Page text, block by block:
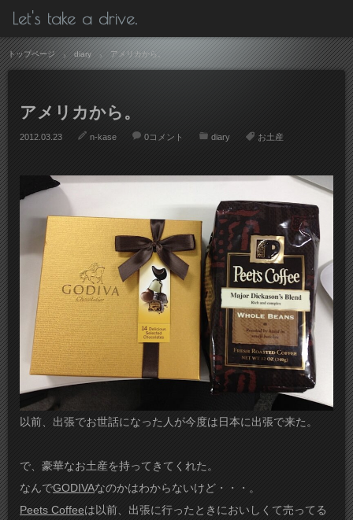
Let's take a drive.
トップページ diary アメリカから。
アメリカから。
2012.03.23 n-kase 0コメント diary お土産
以前、出張でお世話になった人が今度は日本に出張で来た。
で、豪華なお土産を持ってきてくれた。
なんでGODIVAなのかはわからないけど・・・。
Peets Coffeeは以前、出張に行ったときにおいしくて売ってる